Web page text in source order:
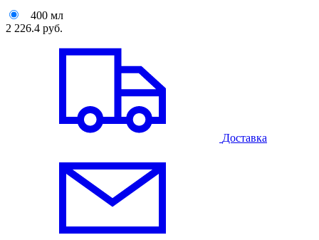
400 мл
2 226.4 руб.
Доставка